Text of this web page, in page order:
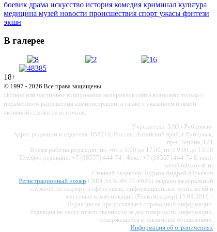
боевик драма искусство история комедия криминал культура
медицина музей новости происшествия спорт ужасы фэнтези
экшн
В галерее
18+
© 1997 - 2026 Все права защищены.
Полное или частичное копирование материалов сайта возможно только с
письменного разрешения администрации, а также с указанием прямой
активной ссылки на источник.
Учредитель: ЗАО «Рубцовск»
Адрес редакции и издателя: 658210, Россия, Алтайский край, г. Рубцовск,
пр-т Ленина, 171
Время работы редакции: пн.-чт., с 9.00 до 17.00, пт. с 9.00 до 13.00
Телефон редакции: +7 (38557) 444-74 | Факс: +7 (38557) 444-74 E-mail:
sale@rubtsovsk.ru
Главный редактор: Курков Андрей Юрьевич
Регистрационный номер СМИ Эл № ФС77-66851 выдано федеральной
службой по надзору в сфере связи, информационных технологий и
массовых коммуникаций (Роскомнадзор) 15.08.2016 г.
Редакция не предоставляет справочной информации.
Редакция не несет ответственности за достоверность информации,
содержащейся в рекламных объявлениях.
Информация об ограничениях